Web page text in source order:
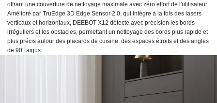
offrant une couverture de nettoyage maximale avec zéro effort de l'utilisateur.
Amélioré par TruEdge 3D Edge Sensor 2.0, qui intègre à la fois des lasers
verticaux et horizontaux, DEEBOT X12 détecte avec précision les bords
irréguliers et les obstacles, permettant un nettoyage des bords plus rapide et
plus précis autour des placards de cuisine, des espaces étroits et des angles
de 90° aigus.